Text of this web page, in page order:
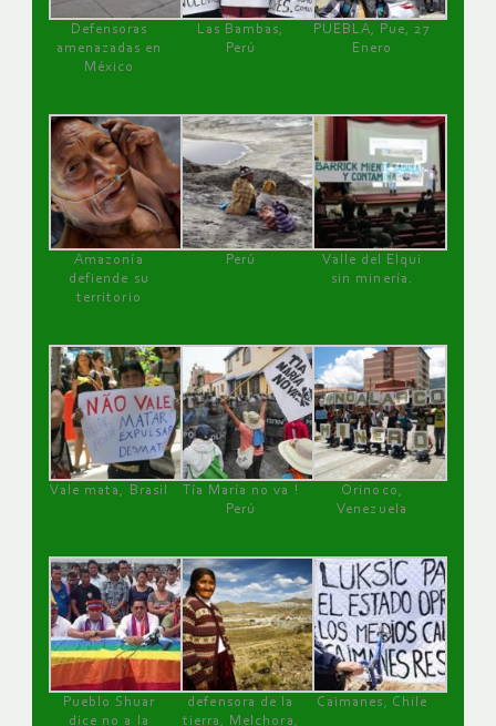
Defensoras
amenazadas en
México
Las Bambas,
Perú
PUEBLA, Pue, 27
Enero
Amazonía
defiende su
territorio
Perú
Valle del Elqui
sin minería.
Vale mata, Brasil
Tía María no va !
Perú
Orinoco,
Venezuela
Pueblo Shuar
dice no a la
defensora de la
tierra, Melchora,
Caimanes, Chile